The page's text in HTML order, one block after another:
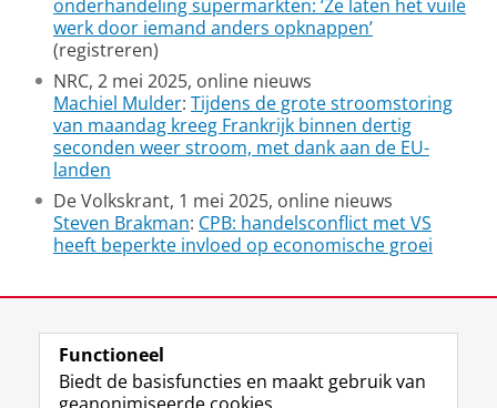
onderhandeling supermarkten: ‘Ze laten het vuile
werk door iemand anders opknappen’
(registreren)
NRC, 2 mei 2025, online nieuws
Machiel Mulder: Tijdens de grote stroomstoring
van maandag kreeg Frankrijk binnen dertig
seconden weer stroom, met dank aan de EU-
landen
De Volkskrant, 1 mei 2025, online nieuws
Steven Brakman: CPB: handelsconflict met VS
heeft beperkte invloed op economische groei
View this page in:English
Functioneel
Biedt de basisfuncties en maakt gebruik van